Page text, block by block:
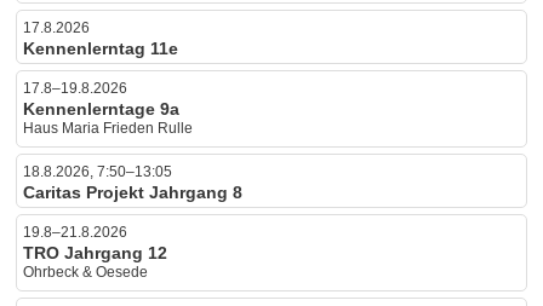
17.8.2026
Kennenlerntag 11e
17.8–19.8.2026
Kennenlerntage 9a
Haus Maria Frieden Rulle
18.8.2026, 7:50–13:05
Caritas Projekt Jahrgang 8
19.8–21.8.2026
TRO Jahrgang 12
Ohrbeck & Oesede